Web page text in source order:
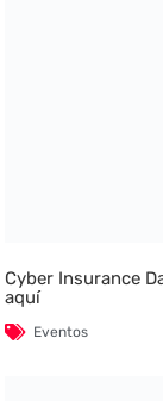
Cyber Insurance
aquí
Eventos